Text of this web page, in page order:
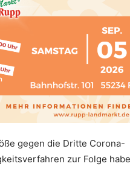
gegen die Dritte Corona-
zur Folge